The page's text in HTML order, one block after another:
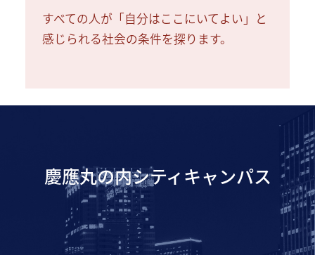
すべての人が「自分はここにいてよい」と
感じられる社会の条件を探ります。
慶應丸の内シティキャンパス